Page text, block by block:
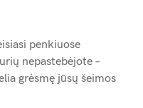
penkiuose
nepastebėjote –
grėsmę jūsų šeimos